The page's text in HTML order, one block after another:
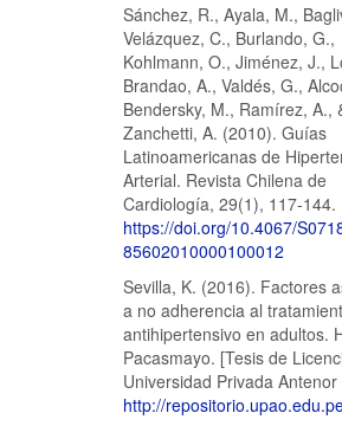
Sánchez, R., Ayala, M.,
Velázquez, C., Burlando, G.,
Kohlmann, O., Jiménez, J.,
Brandao, A., Valdés, G.,
Bendersky, M., Ramírez, A.,
Zanchetti, A. (2010). Guías
Latinoamericanas de
Arterial. Revista Chilena de
Cardiología, 29(1), 117-144.
https://doi.org/10.4067/
85602010000100012
Sevilla, K. (2016). Factores
a no adherencia al
antihipertensivo en adultos.
Pacasmayo. [Tesis de
Universidad Privada
http://